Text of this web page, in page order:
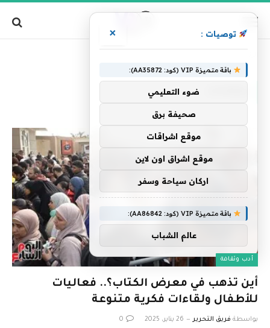
أدب وثقافة
أين تذهب في معرض الكتاب؟.. فعاليات
للأطفال ولقاءات فكرية متنوعة
بواسطة فريق التحرير 26 يناير، 2025 0
توصيات : ×
باقة متميزة VIP (كود: AA35872):
ضوء التعليمي
صحيفة برق
موقع اشراقات
موقع اشراق اون لاين
اركان سياحة وسفر
باقة متميزة VIP (كود: AA86842):
عالم الشباب